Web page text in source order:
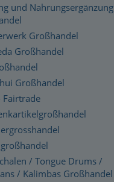
und Nahrungsergänzung
Großhandel
Großhandel
Großhandel
Fairtrade
/ Tongue Drums /
/ Kalimbas Großhandel